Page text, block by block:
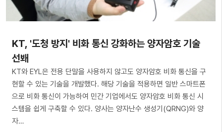
​KT, '도청 방지' 비화 통신 강화하는 양자암호 기술
선봬
KT와 EYL은 전용 단말을 사용하지 않고도 양자암호 비화 통신을 구
현할 수 있는 기술을 개발했다. 해당 기술을 적용하면 일반 스마트폰
으로 비화 통신이 가능하여 민간 기업에서도 양자암호 비화 통신 시
스템을 쉽게 구축할 수 있다. 양사는 양자난수 생성기(QRNG)와 양
자…